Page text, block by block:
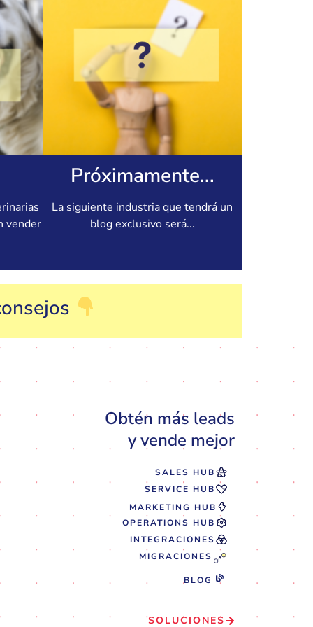
vender
Próximamente...
La siguiente industria que tendrá un
blog exclusivo será...
Obtén más leads
y vende mejor
SALES HUB
SERVICE HUB
MARKETING HUB
OPERATIONS HUB
INTEGRACIONES
MIGRACIONES
BLOG
SOLUCIONES